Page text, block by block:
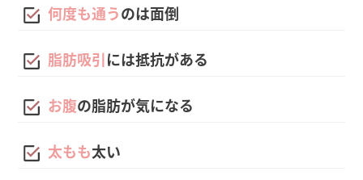
何度も通うのは面倒
脂肪吸引には抵抗がある
お腹の脂肪が気になる
太もも太い